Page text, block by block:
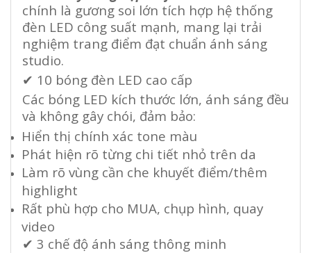
chính là gương soi lớn tích hợp hệ thống
đèn LED công suất mạnh, mang lại trải
nghiệm trang điểm đạt chuẩn ánh sáng
studio.
✔ 10 bóng đèn LED cao cấp
Các bóng LED kích thước lớn, ánh sáng đều
và không gây chói, đảm bảo:
Hiển thị chính xác tone màu
Phát hiện rõ từng chi tiết nhỏ trên da
Làm rõ vùng cần che khuyết điểm/thêm
highlight
Rất phù hợp cho MUA, chụp hình, quay
video
✔ 3 chế độ ánh sáng thông minh